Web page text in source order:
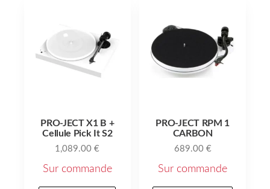
PRO-JECT X1 B +
Cellule Pick It S2
1,089.00€
Sur commande
PRO-JECT RPM 1
CARBON
689.00 €
Sur commande